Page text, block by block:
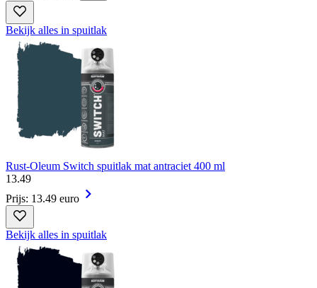
Bekijk alles in spuitlak
Rust-Oleum Switch spuitlak mat antraciet 400 ml
13.49
Prijs: 13.49 euro
Bekijk alles in spuitlak